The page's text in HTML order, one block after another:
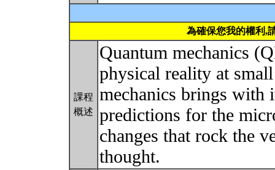
為確保您我的權利,
課程
概述
Quantum mechanics
physical reality at
mechanics brings with
predictions for the
changes that rock the
thought.